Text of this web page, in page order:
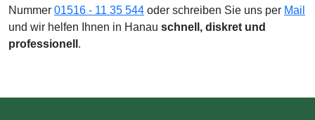
Nummer 01516 - 11 35 544 oder schreiben Sie uns per Mail
und wir helfen Ihnen in Hanau schnell, diskret und
professionell .